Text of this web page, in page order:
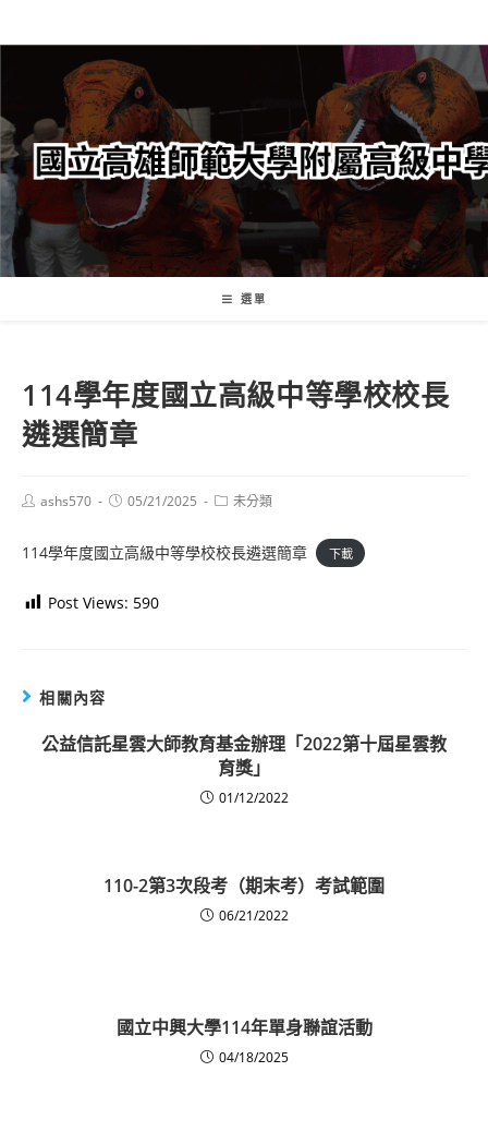
轉
要
內
容
選單
114學年度國立高級中等學校校長
遴選簡章
Postashs570
Post05/21/2025
Post未分類
114學年度國立高級中等學校校長遴選簡章 下載
Post Views: 590
相關內容
公益信託星雲大師教育基金辦理「2022第十屆星雲教
育獎」
01/12/2022
110-2第3次段考（期末考）考試範圍
06/21/2022
國立中興大學114年單身聯誼活動
04/18/2025